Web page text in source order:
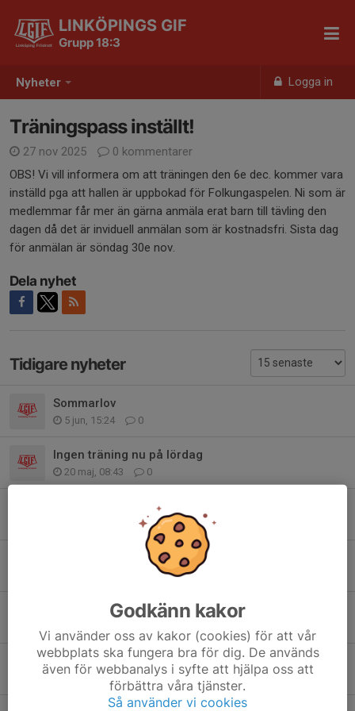
Nyheter Logga in
LINKÖPINGS GIF
Grupp 18:3
Träningspass inställt!
27 nov 2025
0 kommentarer
OBS! Vi vill informera om att träningen den 6e dec. kommer vara
inställd pga att hallen är uppbokad för Folkungaspelen. Ni som är
medlemmar får mer än gärna anmäla erat barn till tävling den
dagen då det är inviduell anmälan som är kostnadsfri. Sista dag
för anmälan är söndag 30e nov.
Dela nyhet
Tidigare nyheter
Sommarlov
5 jun, 15:24 0
Ingen träning nu på lördag
20 maj, 08:43 0
0
Årets första uteträning
Påskuppehåll
27 mar, 19:30 0
Godkänn kakor
Vi använder oss av kakor (cookies) för att vår
webbplats ska fungera bra för dig. De används
även för webbanalys i syfte att hjälpa oss att
förbättra våra tjänster.
Så använder vi cookies